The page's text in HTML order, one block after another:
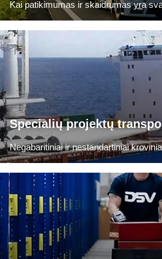
Kai patikimumas ir skaidrumas yra
Specialių projektų
Negabaritiniai ir nestandartiniai